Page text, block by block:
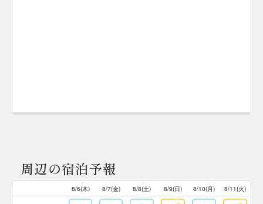
周辺の宿泊予報
8/6(木) 8/7(金) 8/8(土) 8/9(日) 8/10(月) 8/11(火)